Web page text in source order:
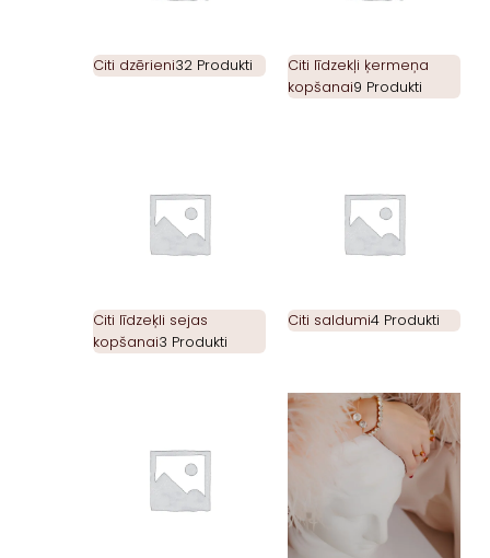
Citi dzērieni32 Produkti
Citi līdzekļi ķermeņa
kopšanai9 Produkti
Citi līdzeķli sejas
kopšanai3 Produkti
Citi saldumi4 Produkti